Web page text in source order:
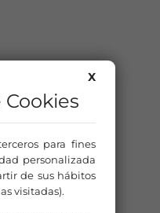
X
para fines
personalizada
de sus hábitos
visitadas).